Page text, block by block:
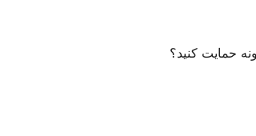
حمایت کنید؟